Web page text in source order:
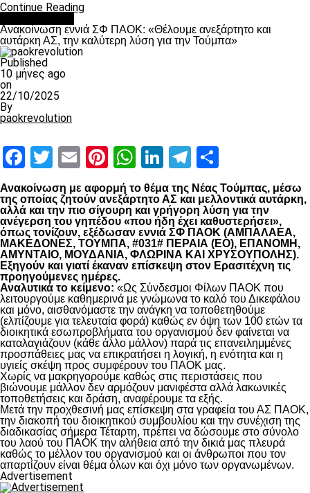
Continue Reading
Ανακοίνωση εννιά ΣΦ ΠΑΟΚ: «Θέλουμε ανεξάρτητο και
αυτάρκη ΑΣ, την καλύτερη λύση για την Τούμπα»
Published
10 μήνες ago
on
22/10/2025
By
paokrevolution
Facebook
Twitter
EmailPinterest
WhatsApp
LinkedIn
Telegram
Ανακοίνωση με αφορμή το θέμα της Νέας Τούμπας, μέσω
της οποίας ζητούν ανεξάρτητο ΑΣ και μελλοντικά αυτάρκη,
αλλά και την πιο σίγουρη και γρήγορη λύση για την
ανέγερση του γηπέδου «που ήδη έχει καθυστερήσει»,
όπως τονίζουν, εξέδωσαν εννιά ΣΦ ΠΑΟΚ (ΑΜΠΑΛΑΕΑ,
ΜΑΚΕΔΟΝΕΣ, ΤΟΥΜΠΑ, #031# ΠΕΡΑΙΑ (ΕΟ), ΕΠΑΝΟΜΗ,
ΑΜΥΝΤΑΙΟ, ΜΟΥΔΑΝΙΑ, ΦΛΩΡΙΝΑ ΚΑΙ ΧΡΥΣΟΥΠΟΛΗΣ).
Εξηγούν και γιατί έκαναν επίσκεψη στον Ερασιτέχνη τις
προηγούμενες ημέρες.
Αναλυτικά το κείμενο: «Ως Σύνδεσμοι Φίλων ΠΑΟΚ που
λειτουργούμε καθημερινά με γνώμωνα το καλό του Δικεφάλου
και μόνο, αισθανόμαστε την ανάγκη να τοποθετηθούμε
(ελπίζουμε για τελευταία φορά) καθώς εν όψη των 100 ετών τα
διοικητικά εσωπροβλήματα του οργανισμού δεν φαίνεται να
καταλαγιάζουν (κάθε άλλο μάλλον) παρά τις επανειλημμένες
προσπάθειες μας να επικρατήσει η λογική, η ενότητα και η
υγιείς σκέψη προς συμφέρουν του ΠΑΟΚ μας.
Χωρίς να μακρηγορούμε καθώς στις περιστάσεις που
βιώνουμε μάλλον δεν αρμόζουν μανιφέστα αλλά λακωνικές
τοποθετήσεις και δράση, αναφέρουμε τα εξής.
Μετά την προχθεσινή μας επίσκεψη στα γραφεία του ΑΣ ΠΑΟΚ,
την διακοπή του διοικητικού συμβουλίου και την συνέχιση της
διαδικασίας σήμερα Τέταρτη, πρέπει να δώσουμε στο σύνολο
του λαού του ΠΑΟΚ την αλήθεια από την δικιά μας πλευρά
καθώς το μέλλον του οργανισμού και οι άνθρωποι που τον
απαρτίζουν είναι θέμα όλων και όχι μόνο των οργανωμένων.
Advertisement